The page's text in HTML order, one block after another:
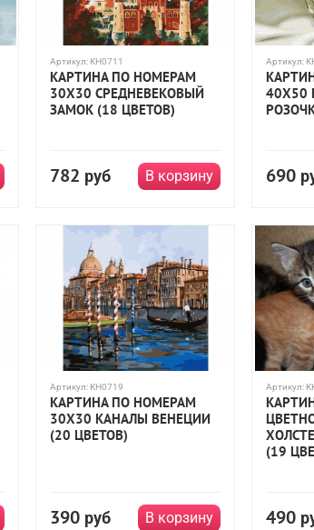
Артикул: KH0711
КАРТИНА ПО НОМЕРАМ
30Х30 СРЕДНЕВЕКОВЫЙ
ЗАМОК (18 ЦВЕТОВ)
782 руб В корзину
Артикул:
40Х50
690
Артикул: KH0719
КАРТИНА ПО НОМЕРАМ
30Х30 КАНАЛЫ ВЕНЕЦИИ
(20 ЦВЕТОВ)
390 руб В корзину
Артикул:
(19
490